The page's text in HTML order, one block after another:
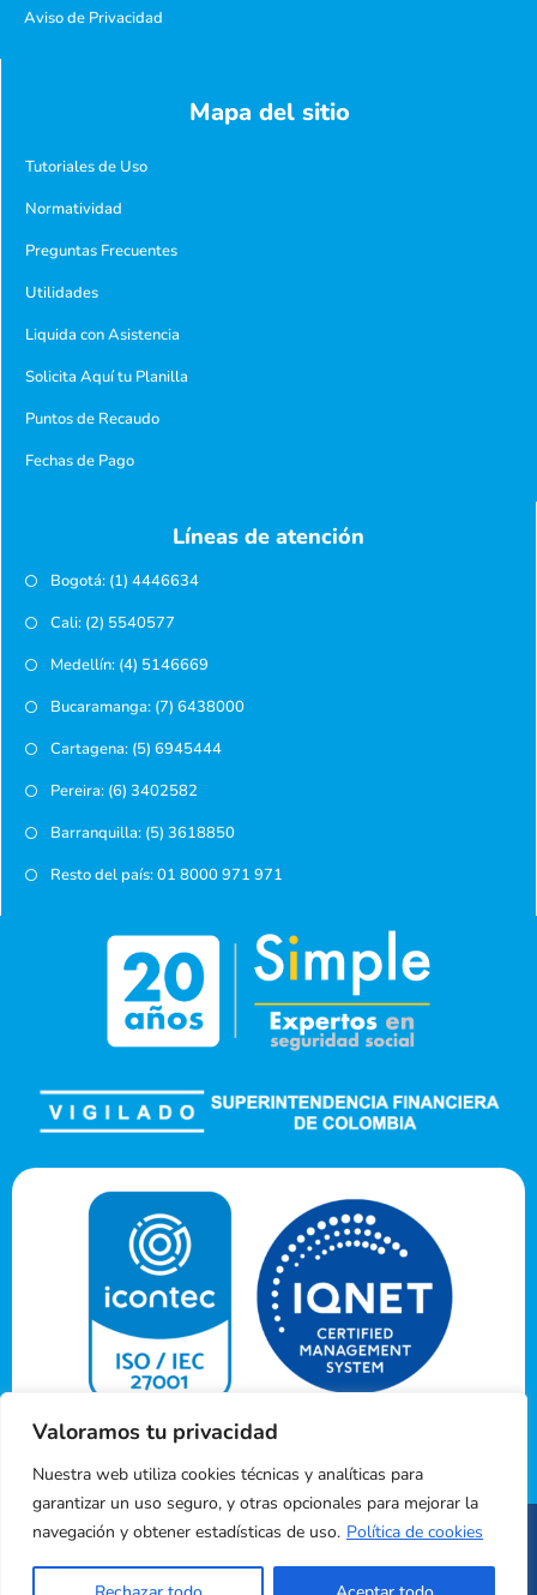
Valoramos tu privacidad
Nuestra web utiliza cookies técnicas y analíticas para
garantizar un uso seguro, y otras opcionales para mejorar la
navegación y obtener estadísticas de uso. Política de cookies
Aviso de Privacidad
Mapa del sitio
Tutoriales de Uso
Normatividad
Preguntas Frecuentes
Utilidades
Liquida con Asistencia
Solicita Aquí tu Planilla
Puntos de Recaudo
Fechas de Pago
Líneas de atención
Bogotá: (1) 4446634
Cali: (2) 5540577
Medellín: (4) 5146669
Bucaramanga: (7) 6438000
Cartagena: (5) 6945444
Pereira: (6) 3402582
Barranquilla: (5) 3618850
Resto del país: 01 8000 971 971